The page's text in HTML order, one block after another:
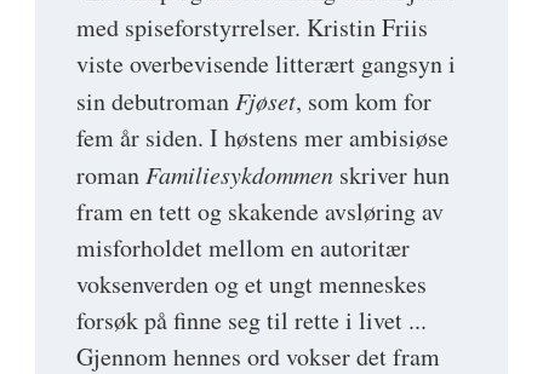
med spiseforstyrrelser. Kristin Friis
viste overbevisende litterært gangsyn i
sin debutroman Fjøset, som kom for
fem år siden. I høstens mer ambisiøse
roman Familiesykdommen skriver hun
fram en tett og skakende avsløring av
misforholdet mellom en autoritær
voksenverden og et ungt menneskes
forsøk på finne seg til rette i livet ...
Gjennom hennes ord vokser det fram